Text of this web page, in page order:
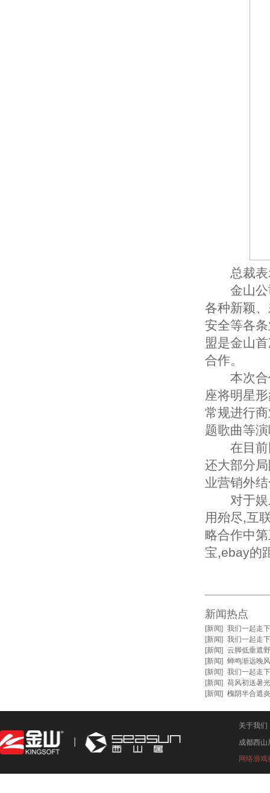
总裁表
金山公司
各种新颖
安全等各
盟是金山
合作。
本次合作
座将明星
常规进行
题歌曲等
在目前同
还大部分
业营销外
对于娱乐
用殆尽,互
略合作中
宝,ebay的
新闻热点
[新闻] 我们一起走
[新闻] 我们一起走
[新闻] 云脚低垂遮
[新闻] 蝉鸣渐远晚
[新闻] 我们一起走
[新闻] 荷风初送暑
[新闻] 槐阴半合遮
关于我们
成都西山
网络游